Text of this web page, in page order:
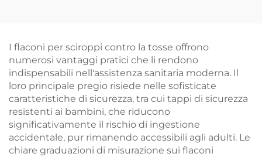
I flaconi per sciroppi contro la tosse offrono
numerosi vantaggi pratici che li rendono
indispensabili nell'assistenza sanitaria moderna. Il
loro principale pregio risiede nelle sofisticate
caratteristiche di sicurezza, tra cui tappi di sicurezza
resistenti ai bambini, che riducono
significativamente il rischio di ingestione
accidentale, pur rimanendo accessibili agli adulti. Le
chiare graduazioni di misurazione sui flaconi